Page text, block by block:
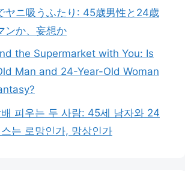
ヤニ吸うふたり: 45歳男性と24歳
ンか、妄想か
the Supermarket with You: Is
Man and 24-Year-Old Woman
피우는 두 사람: 45세 남자와 24
는 로망인가, 망상인가